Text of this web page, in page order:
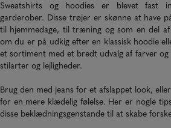
Sweatshirts og hoodies er blevet fast
garderober. Disse trøjer er skønne at have
til hjemmedage, til træning og som en del
om du er på udkig efter en klassisk hoodie
et sortiment med et bredt udvalg af farver
stilarter og lejligheder.
Brug den med jeans for et afslappet look,
for en mere klædelig følelse. Her er nogle
disse beklædningsgenstande til at skabe